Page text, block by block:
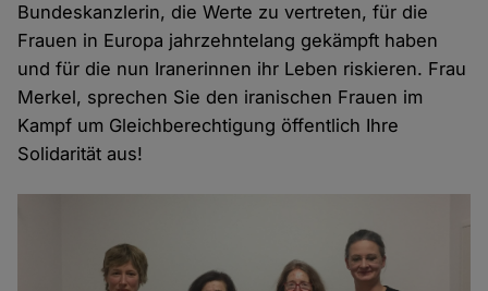
Bundeskanzlerin, die Werte zu vertreten, für die
Frauen in Europa jahrzehntelang gekämpft haben
und für die nun Iranerinnen ihr Leben riskieren. Frau
Merkel, sprechen Sie den iranischen Frauen im
Kampf um Gleichberechtigung öffentlich Ihre
Solidarität aus!